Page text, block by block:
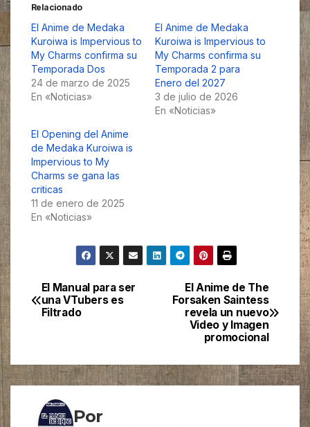
Relacionado
El Anime de Medaka
Kuroiwa is Impervious to
My Charms confirma su
Temporada Dos
24 de marzo de 2025
En «Noticias»
El Anime de Medaka
Kuroiwa is Impervious to
My Charms confirma su
Temporada 2 para
Enero del 2027
3 de julio de 2026
En «Noticias»
El Opening del Anime
de Medaka Kuroiwa is
Impervious to My
Charms se gana las
criticas
11 de enero de 2025
En «Noticias»
Navegación
de
El Anime de The
Forsaken Saintess
revela un nuevo
Video y Imagen
promocional
El Manual para ser
una VTubers es
Filtrado
Por